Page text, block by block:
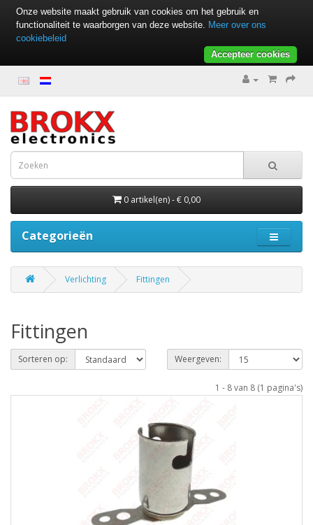
0 artikel(en) - € 0,00
Categorieën
Verlichting Fittingen
Fittingen
Sorteren op: Weergeven:
1 - 8 van 8 (1 pagina's)
Onze website maakt gebruik van cookies om het gebruik en
functionaliteit te waarborgen van deze website. Meer over ons
cookiebeleid
Accepteer cookies